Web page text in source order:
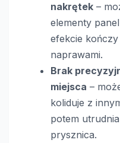
nakrętek –
elementy
efekcie
naprawami.
Brak
miejsca –
koliduje z
potem
prysznica.